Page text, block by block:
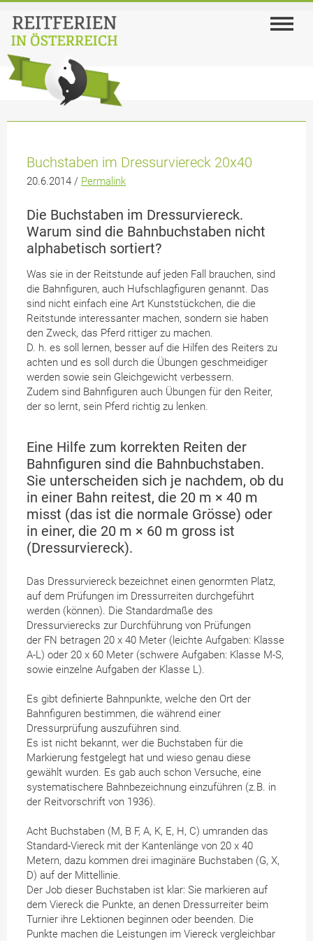
Buchstaben im Dressurviereck 20x40
20.6.2014 / Permalink
Die Buchstaben im Dressurviereck.
Warum sind die Bahnbuchstaben nicht
alphabetisch sortiert?
Was sie in der Reitstunde auf jeden Fall brauchen, sind
die Bahnfiguren, auch Hufschlagfiguren genannt. Das
sind nicht einfach eine Art Kunststückchen, die die
Reitstunde interessanter machen, sondern sie haben
den Zweck, das Pferd rittiger zu machen.
D. h. es soll lernen, besser auf die Hilfen des Reiters zu
achten und es soll durch die Übungen geschmeidiger
werden sowie sein Gleichgewicht verbessern.
Zudem sind Bahnfiguren auch Übungen für den Reiter,
der so lernt, sein Pferd richtig zu lenken.
Eine Hilfe zum korrekten Reiten der
Bahnfiguren sind die Bahnbuchstaben.
Sie unterscheiden sich je nachdem, ob du
in einer Bahn reitest, die 20 m × 40 m
misst (das ist die normale Grösse) oder
in einer, die 20 m × 60 m gross ist
(Dressurviereck).
Das Dressurviereck bezeichnet einen genormten Platz,
auf dem Prüfungen im Dressurreiten durchgeführt
werden (können). Die Standardmaße des
Dressurvierecks zur Durchführung von Prüfungen
der FN betragen 20 x 40 Meter (leichte Aufgaben: Klasse
A-L) oder 20 x 60 Meter (schwere Aufgaben: Klasse M-S,
sowie einzelne Aufgaben der Klasse L).
Es gibt definierte Bahnpunkte, welche den Ort der
Bahnfiguren bestimmen, die während einer
Dressurprüfung auszuführen sind.
Es ist nicht bekannt, wer die Buchstaben für die
Markierung festgelegt hat und wieso genau diese
gewählt wurden. Es gab auch schon Versuche, eine
systematischere Bahnbezeichnung einzuführen (z.B. in
der Reitvorschrift von 1936).
Acht Buchstaben (M, B F, A, K, E, H, C) umranden das
Standard-Viereck mit der Kantenlänge von 20 x 40
Metern, dazu kommen drei imaginäre Buchstaben (G, X,
D) auf der Mittellinie.
Der Job dieser Buchstaben ist klar: Sie markieren auf
dem Viereck die Punkte, an denen Dressurreiter beim
Turnier ihre Lektionen beginnen oder beenden. Die
Punkte machen die Leistungen im Viereck vergleichbar